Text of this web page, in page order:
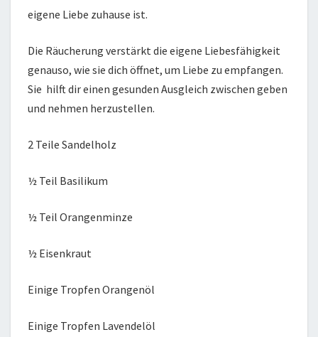
eigene Liebe zuhause ist.
Die Räucherung verstärkt die eigene Liebesfähigkeit
genauso, wie sie dich öffnet, um Liebe zu empfangen.
Sie hilft dir einen gesunden Ausgleich zwischen geben
und nehmen herzustellen.
2 Teile Sandelholz
½ Teil Basilikum
½ Teil Orangenminze
½ Eisenkraut
Einige Tropfen Orangenöl
Einige Tropfen Lavendelöl